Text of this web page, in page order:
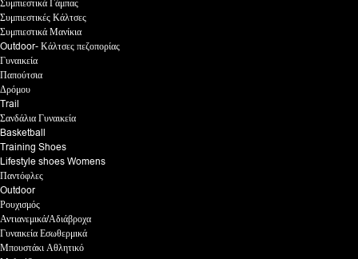
Συμπιεστικά Γάμπας
Συμπιεστικές Κάλτσες
Συμπιεστικά Μανίκια
Outdoor- Κάλτσες πεζοπορίας
Γυναικεία
Παπούτσια
Δρόμου
Trail
Σανδάλια Γυναικεία
Basketball
Training Shoes
Lifestyle shoes Womens
Παντόφλες
Outdoor
Ρουχισμός
Αντιανεμικά/Αδιάβροχα
Γυναικεία Εσωθερμικά
Μπουστάκι Αθλητικό